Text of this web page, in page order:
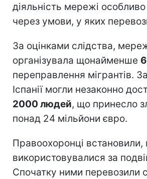
діяльність мережі
через умови, у яких
За оцінками слідства,
організувала щонайменше
переправлення мігрантів.
Іспанії могли незаконно
2000 людей, що принесло
понад 24 мільйони євро.
Правоохоронці
використовувалися за
Спочатку ними перевозили